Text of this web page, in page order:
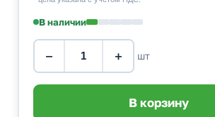
В наличии
− + шт